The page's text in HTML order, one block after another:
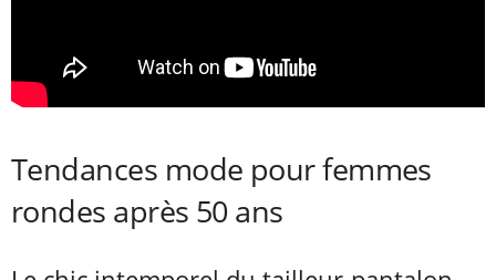
Tendances mode pour femmes
rondes après 50 ans